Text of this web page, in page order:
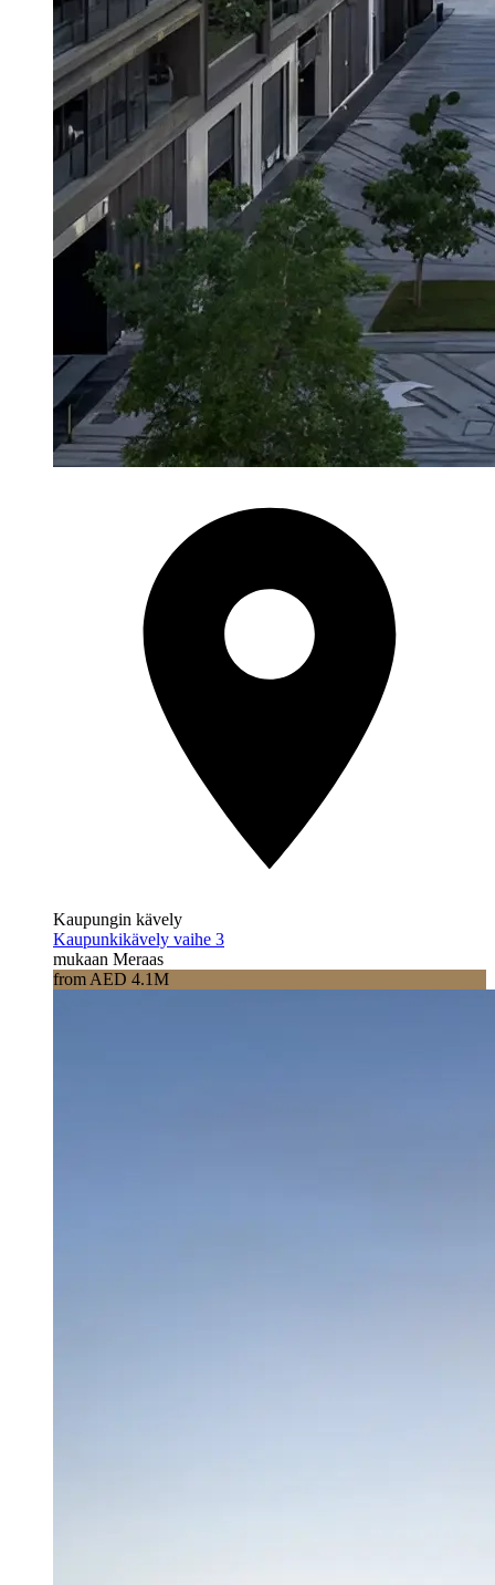
Kaupungin kävely
Kaupunkikävely vaihe 3
mukaan Meraas
from AED 4.1M